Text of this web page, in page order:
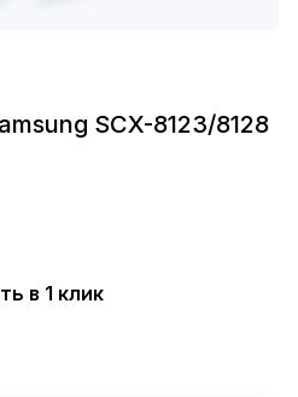
SCX-8123/8128
в 1 клик